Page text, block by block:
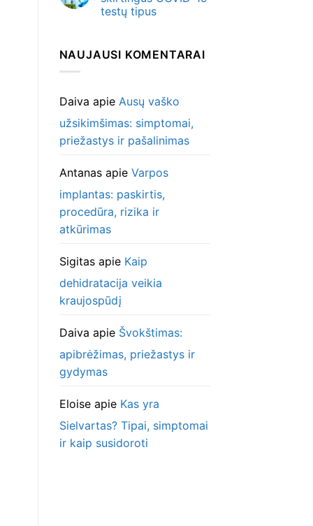
testų tipus
NAUJAUSI KOMENTARAI
Daiva apie Ausų vaško
užsikimšimas: simptomai,
priežastys ir pašalinimas
Antanasapie Varpos
implantas: paskirtis,
procedūra, rizika ir
atkūrimas
Sigitasapie Kaip
dehidratacija veikia
kraujospūdį
Daiva apie Švokštimas:
apibrėžimas, priežastys ir
gydymas
Eloiseapie Kas yra
Sielvartas? Tipai, simptomai
ir kaip susidoroti